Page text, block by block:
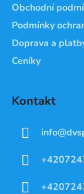
Obchodní
Podmínky
Doprava a
Ceníky
Kontakt
info@